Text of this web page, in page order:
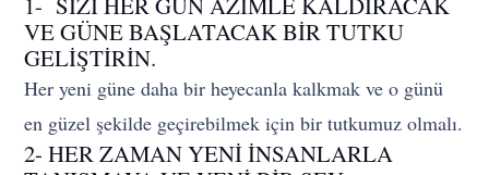
VE GÜNE BAŞLATACAK BİR TUTKU
GELİŞTİRİN.
Her yeni güne daha bir heyecanla kalkmak ve o günü
en güzel şekilde geçirebilmek için bir tutkumuz olmalı.
2- HER ZAMAN YENİ İNSANLARLA